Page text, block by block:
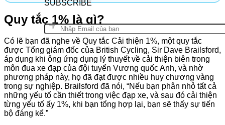
SUBSCRIBE
Quy tắc 1% là gì?
Có lẽ bạn đã nghe về Quy tắc Cải thiện 1%, một quy tắc
được Tổng giám đốc của British Cycling, Sir Dave Brailsford,
áp dụng khi ông ứng dụng lý thuyết về cải thiện biên trong
môn đua xe đạp của đội tuyển Vương quốc Anh, và nhờ
phương pháp này, họ đã đạt được nhiều huy chương vàng
trong sự nghiệp. Brailsford đã nói, “Nếu bạn phân nhỏ tất cả
những yếu tố cần thiết trong việc đạp xe, và sau đó cải thiện
từng yếu tố ấy 1%, khi bạn tổng hợp lại, bạn sẽ thấy sự tiến
bộ đáng kể.”